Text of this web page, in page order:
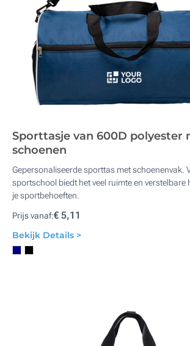
Sporttasje van 600D polyester
schoenen
Gepersonaliseerde sporttas met schoenenvak.
sportschool biedt het veel ruimte en verstelbare
je sportbehoeften.
Prijs vanaf:€ 5,11
Bekijk Details >